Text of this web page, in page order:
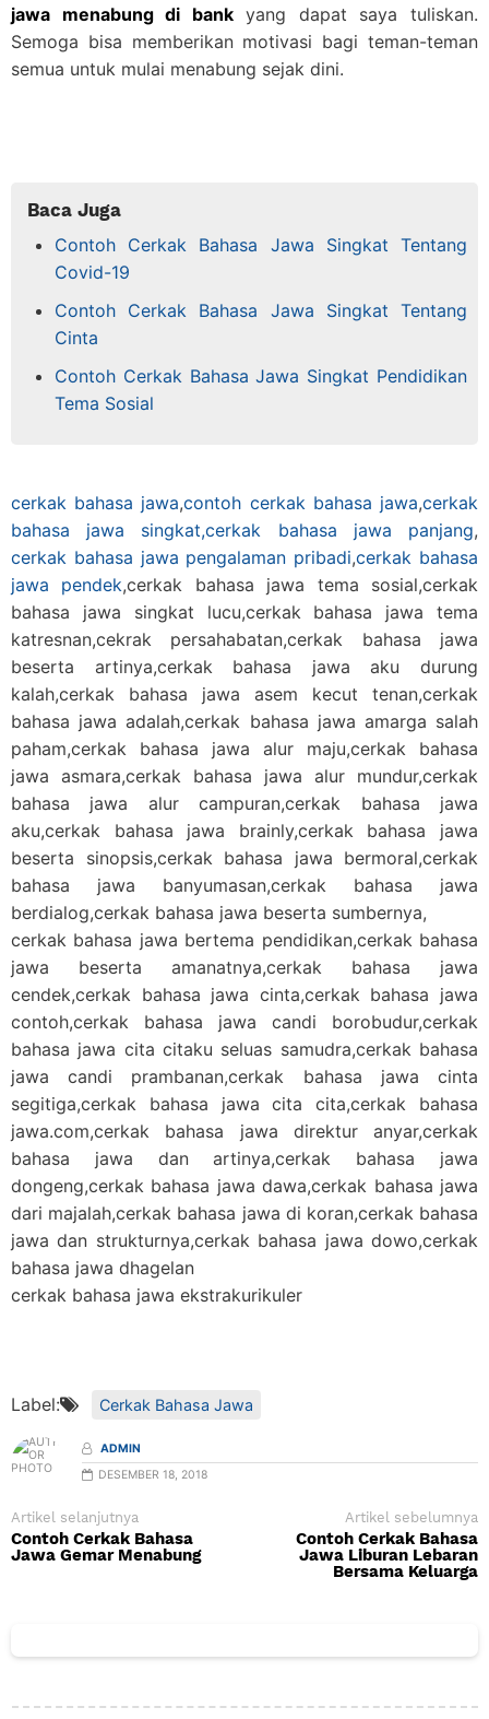
jawa menabung di bankyang dapat saya tuliskan.
Semoga bisa memberikan motivasi bagi teman-teman
semua untuk mulai menabung sejak dini.
Baca Juga
Contoh Cerkak Bahasa Jawa Singkat Tentang
Covid-19
Contoh Cerkak Bahasa Jawa Singkat Tentang
Cinta
Contoh Cerkak Bahasa Jawa Singkat Pendidikan
Tema Sosial
cerkak bahasa jawa,contoh cerkak bahasa jawa,cerkak
bahasa jawa singkat,cerkak bahasa jawa panjang,
cerkak bahasa jawa pengalaman pribadi,cerkak bahasa
jawa pendek,cerkak bahasa jawa tema sosial,cerkak
bahasa jawa singkat lucu,cerkak bahasa jawa tema
katresnan,cekrak persahabatan,cerkak bahasa jawa
beserta artinya,cerkak bahasa jawa aku durung
kalah,cerkak bahasa jawa asem kecut tenan,cerkak
bahasa jawa adalah,cerkak bahasa jawa amarga salah
paham,cerkak bahasa jawa alur maju,cerkak bahasa
jawa asmara,cerkak bahasa jawa alur mundur,cerkak
bahasa jawa alur campuran,cerkak bahasa jawa
aku,cerkak bahasa jawa brainly,cerkak bahasa jawa
beserta sinopsis,cerkak bahasa jawa bermoral,cerkak
bahasa jawa banyumasan,cerkak bahasa jawa
berdialog,cerkak bahasa jawa beserta sumbernya,
cerkak bahasa jawa bertema pendidikan,cerkak bahasa
jawa beserta amanatnya,cerkak bahasa jawa
cendek,cerkak bahasa jawa cinta,cerkak bahasa jawa
contoh,cerkak bahasa jawa candi borobudur,cerkak
bahasa jawa cita citaku seluas samudra,cerkak bahasa
jawa candi prambanan,cerkak bahasa jawa cinta
segitiga,cerkak bahasa jawa cita cita,cerkak bahasa
jawa.com,cerkak bahasa jawa direktur anyar,cerkak
bahasa jawa dan artinya,cerkak bahasa jawa
dongeng,cerkak bahasa jawa dawa,cerkak bahasa jawa
dari majalah,cerkak bahasa jawa di koran,cerkak bahasa
jawa dan strukturnya,cerkak bahasa jawa dowo,cerkak
bahasa jawa dhagelan
cerkak bahasa jawa ekstrakurikuler
Label: Cerkak Bahasa Jawa
ADMIN
DESEMBER 18, 2018
Artikel selanjutnya
Contoh Cerkak Bahasa
Jawa Gemar Menabung
Artikel sebelumnya
Contoh Cerkak Bahasa
Jawa Liburan Lebaran
Bersama Keluarga